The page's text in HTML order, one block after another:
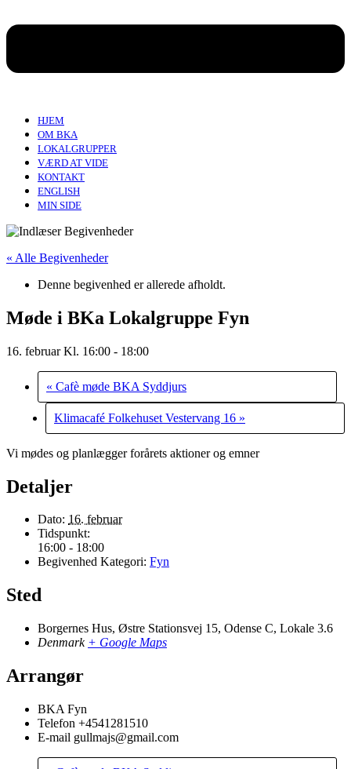
HJEM
OM BKA
LOKALGRUPPER
VÆRD AT VIDE
KONTAKT
ENGLISH
MIN SIDE
« Alle Begivenheder
Denne begivenhed er allerede afholdt.
Møde i BKa Lokalgruppe Fyn
16. februar Kl. 16:00 - 18:00
« Cafè møde BKA Syddjurs
Klimacafé Folkehuset Vestervang 16 »
Vi mødes og planlægger forårets aktioner og emner
Detaljer
Dato: 16. februar
Tidspunkt:
16:00 - 18:00
Begivenhed Kategori: Fyn
Sted
Borgernes Hus, Østre Stationsvej 15, Odense C, Lokale 3.6
Denmark + Google Maps
Arrangør
BKA Fyn
Telefon +4541281510
E-mail gullmajs@gmail.com